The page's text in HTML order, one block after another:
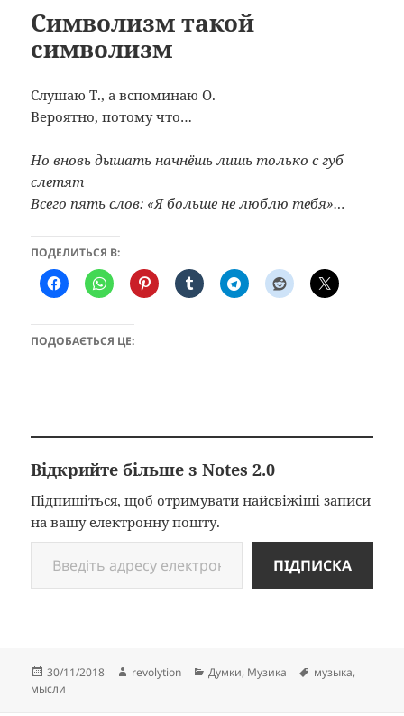
Символизм такой
символизм
Слушаю Т., а вспоминаю О.
Вероятно, потому что…
Но вновь дышать начнёшь лишь только с губ
слетят
Всего пять слов: «Я больше не люблю тебя»…
ПОДЕЛИТЬСЯ В:
ПОДОБАЄТЬСЯ ЦЕ:
Відкрийте більше з Notes 2.0
Підпишіться, щоб отримувати найсвіжіші записи
на вашу електронну пошту.
Введіть адресу електронної пошти…
ПІДПИСКА
Опубліковано
30/11/2018 Автор
revolytion Категорії
Думки, Музика Позначки
музыка,
мысли